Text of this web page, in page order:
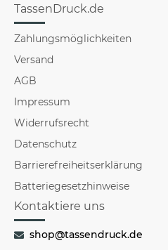
TassenDruck.de
Zahlungsmöglichkeiten
Versand
AGB
Impressum
Widerrufsrecht
Datenschutz
Barrierefreiheitserklärung
Batteriegesetzhinweise
Kontaktiere uns
shop@tassendruck.de